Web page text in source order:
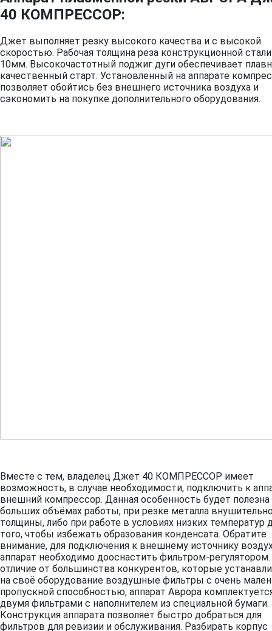
40 КОМПРЕССОР:
Джет выполняет резку высокого качества и с высокой
скоростью. Рабочая толщина реза конструкционной
10мм. Высокочастотный поджиг дуги обеспечивает
качественный старт. Установленный на аппарате
позволяет обойтись без внешнего источника воздуха и
сэкономить на покупке дополнительного оборудования.
Вместе с тем, владелец Джет 40 КОМПРЕССОР имеет
возможность, в случае необходимости, подключить к
внешний компрессор. Данная особенность будет полезна
больших объёмах работы, при резке металла
толщины, либо при работе в условиях низких температур
того, чтобы избежать образования конденсата. Обратите
внимание, для подключения к внешнему источнику
аппарат необходимо дооснастить фильтром-
отличие от большинства конкурентов, которые
на своё оборудование воздушные фильтры с очень
пропускной способностью, аппарат Аврора
двумя фильтрами с наполнителем из специальной бумаги.
Конструкция аппарата позволяет быстро добраться для
фильтров для ревизии и обслуживания. Разбирать корпус